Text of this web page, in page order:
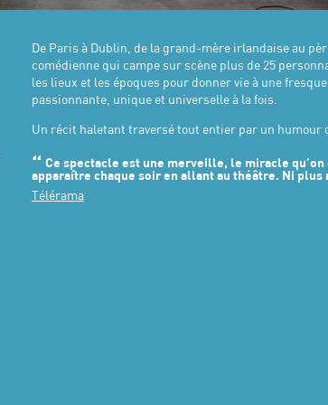
De Paris à Dublin, de la grand-mère irlandaise au
comédienne qui campe sur scène plus de 25
les lieux et les époques pour donner vie à une
passionnante, unique et universelle à la fois.
Un récit haletant traversé tout entier par un humour
Ce spectacle est une merveille, le miracle
apparaître chaque soir en allant au théâtre. Ni plus
Télérama